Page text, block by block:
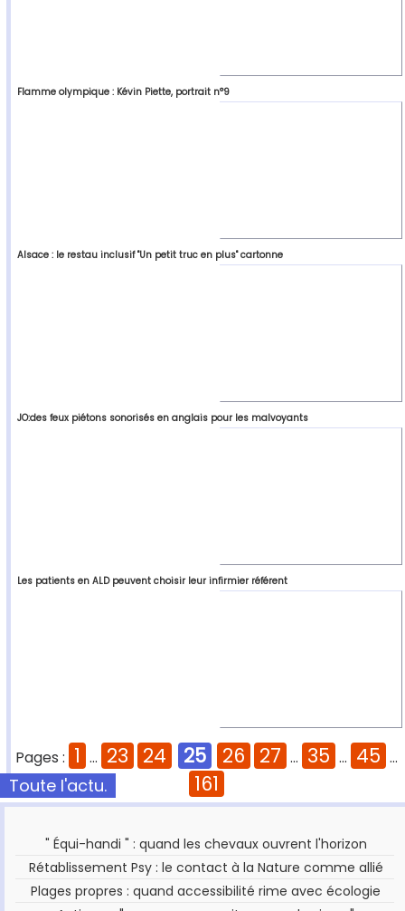
Flamme olympique : Kévin Piette, portrait n°9
Alsace : le restau inclusif "Un petit truc en plus" cartonne
JO:des feux piétons sonorisés en anglais pour les malvoyants
Les patients en ALD peuvent choisir leur infirmier référent
Pages : 1 ... 23 24 25 26 27 ... 35 ... 45 ...
161
Toute l'actu.
" Équi-handi " : quand les chevaux ouvrent l'horizon
Rétablissement Psy : le contact à la Nature comme allié
Plages propres : quand accessibilité rime avec écologie